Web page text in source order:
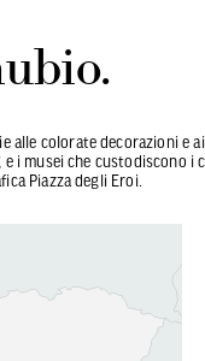
alle colorate decorazioni e
i musei che custodiscono i
Piazza degli Eroi.